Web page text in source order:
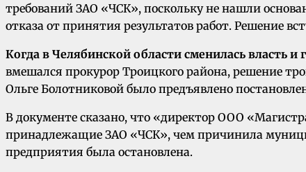
требований ЗАО «ЧСК», поскольку не нашли
отказа от принятия результатов работ. Решение
Когда в Челябинской области сменилась власть
вмешался прокурор Троицкого района, решение
Ольге Болотниковой было предъявлено
В документе сказано, что «директор ООО
принадлежащие ЗАО «ЧСК», чем причинила
предприятия была остановлена.